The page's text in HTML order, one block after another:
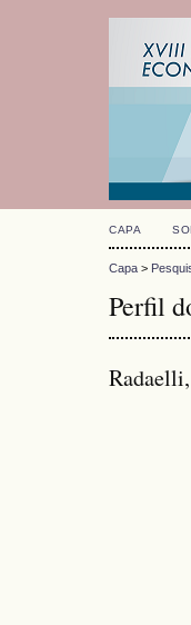
CAPA
Capa >
Perfil